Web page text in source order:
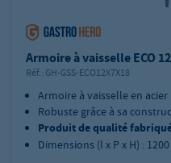
Armoire à vaisselle ECO
Réf.: GH-GSS-ECO12X7X18
Armoire à vaisselle en
Robuste grâce à sa
Produit de qualité
Dimensions (l x P x H) :